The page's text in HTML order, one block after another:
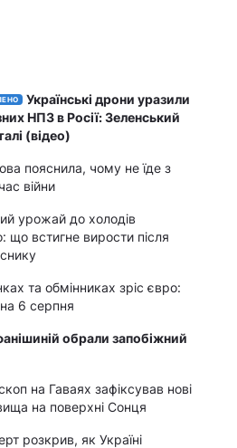
Українські дрони уразили
НПЗ в Росії: Зеленський
(відео)
пояснила, чому не їде з
війни
урожай до холодів
що встигне вирости після
та обмінниках зріс євро:
6 серпня
обрали запобіжний
на Гаваях зафіксував нові
на поверхні Сонця
розкрив, як Україні